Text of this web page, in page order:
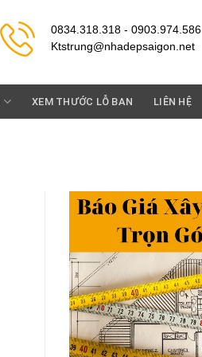
0834.318.318 - 0903.974.586
Ktstrung@nhadepsaigon.net
XEM THƯỚC LỖ BAN LIÊN HỆ